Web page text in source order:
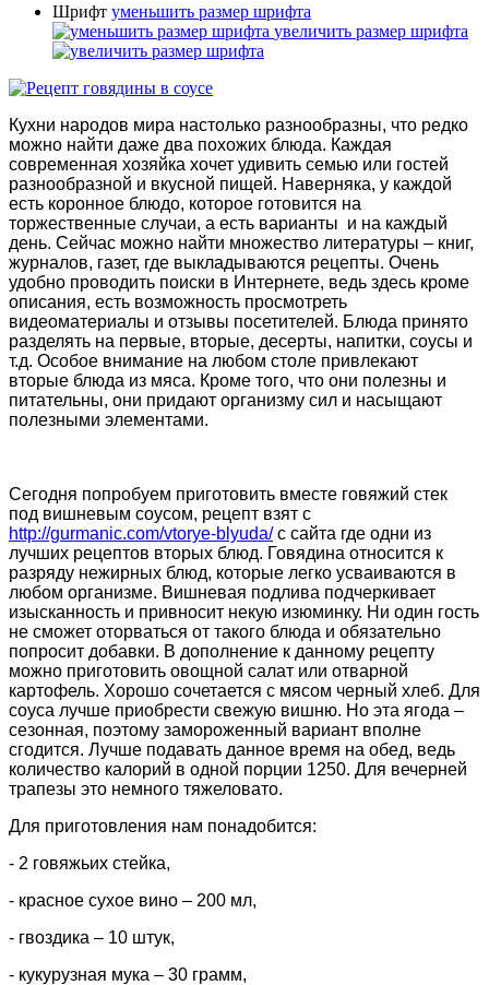
Шрифт уменьшить размер шрифта
увеличить размер шрифта
Кухни народов мира настолько разнообразны, что редко
можно найти даже два похожих блюда. Каждая
современная хозяйка хочет удивить семью или гостей
разнообразной и вкусной пищей. Наверняка, у каждой
есть коронное блюдо, которое готовится на
торжественные случаи, а есть варианты и на каждый
день. Сейчас можно найти множество литературы – книг,
журналов, газет, где выкладываются рецепты. Очень
удобно проводить поиски в Интернете, ведь здесь кроме
описания, есть возможность просмотреть
видеоматериалы и отзывы посетителей. Блюда принято
разделять на первые, вторые, десерты, напитки, соусы и
т.д. Особое внимание на любом столе привлекают
вторые блюда из мяса. Кроме того, что они полезны и
питательны, они придают организму сил и насыщают
полезными элементами.
Сегодня попробуем приготовить вместе говяжий стек
под вишневым соусом, рецепт взят с
http://gurmanic.com/vtorye-blyuda/с сайта где одни из
лучших рецептов вторых блюд. Говядина относится к
разряду нежирных блюд, которые легко усваиваются в
любом организме. Вишневая подлива подчеркивает
изысканность и привносит некую изюминку. Ни один гость
не сможет оторваться от такого блюда и обязательно
попросит добавки. В дополнение к данному рецепту
можно приготовить овощной салат или отварной
картофель. Хорошо сочетается с мясом черный хлеб. Для
соуса лучше приобрести свежую вишню. Но эта ягода –
сезонная, поэтому замороженный вариант вполне
сгодится. Лучше подавать данное время на обед, ведь
количество калорий в одной порции 1250. Для вечерней
трапезы это немного тяжеловато.
Для приготовления нам понадобится:
- 2 говяжьих стейка,
- красное сухое вино – 200 мл,
- гвоздика – 10 штук,
- кукурузная мука – 30 грамм,